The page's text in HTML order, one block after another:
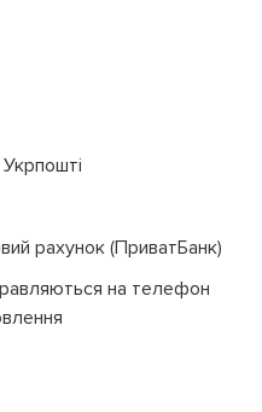
рахунок (ПриватБанк)
на телефон